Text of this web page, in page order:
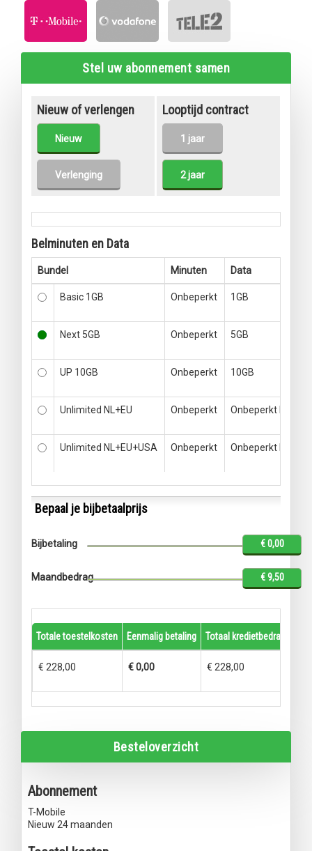
Stel uw abonnement samen
Nieuw of verlengen
Nieuw
Verlenging
Looptijd contract
1 jaar
2 jaar
Belminuten en Data
Bundel Minuten Data
Basic 1GB Onbeperkt 1GB
Next 5GB Onbeperkt 5GB
UP 10GB Onbeperkt 10GB
Unlimited NL+EU Onbeperkt Onbeperkt NL+EU
Unlimited NL+EU+USA Onbeperkt Onbeperkt
Bepaal je bijbetaalprijs
Bijbetaling € 0,00
Maandbedrag € 9,50
Totale toestelkosten Eenmalig betaling Totaal kredietbedrag
€ 228,00 € 0,00 € 228,00
Besteloverzicht
Abonnement
T-Mobile
Nieuw 24 maanden